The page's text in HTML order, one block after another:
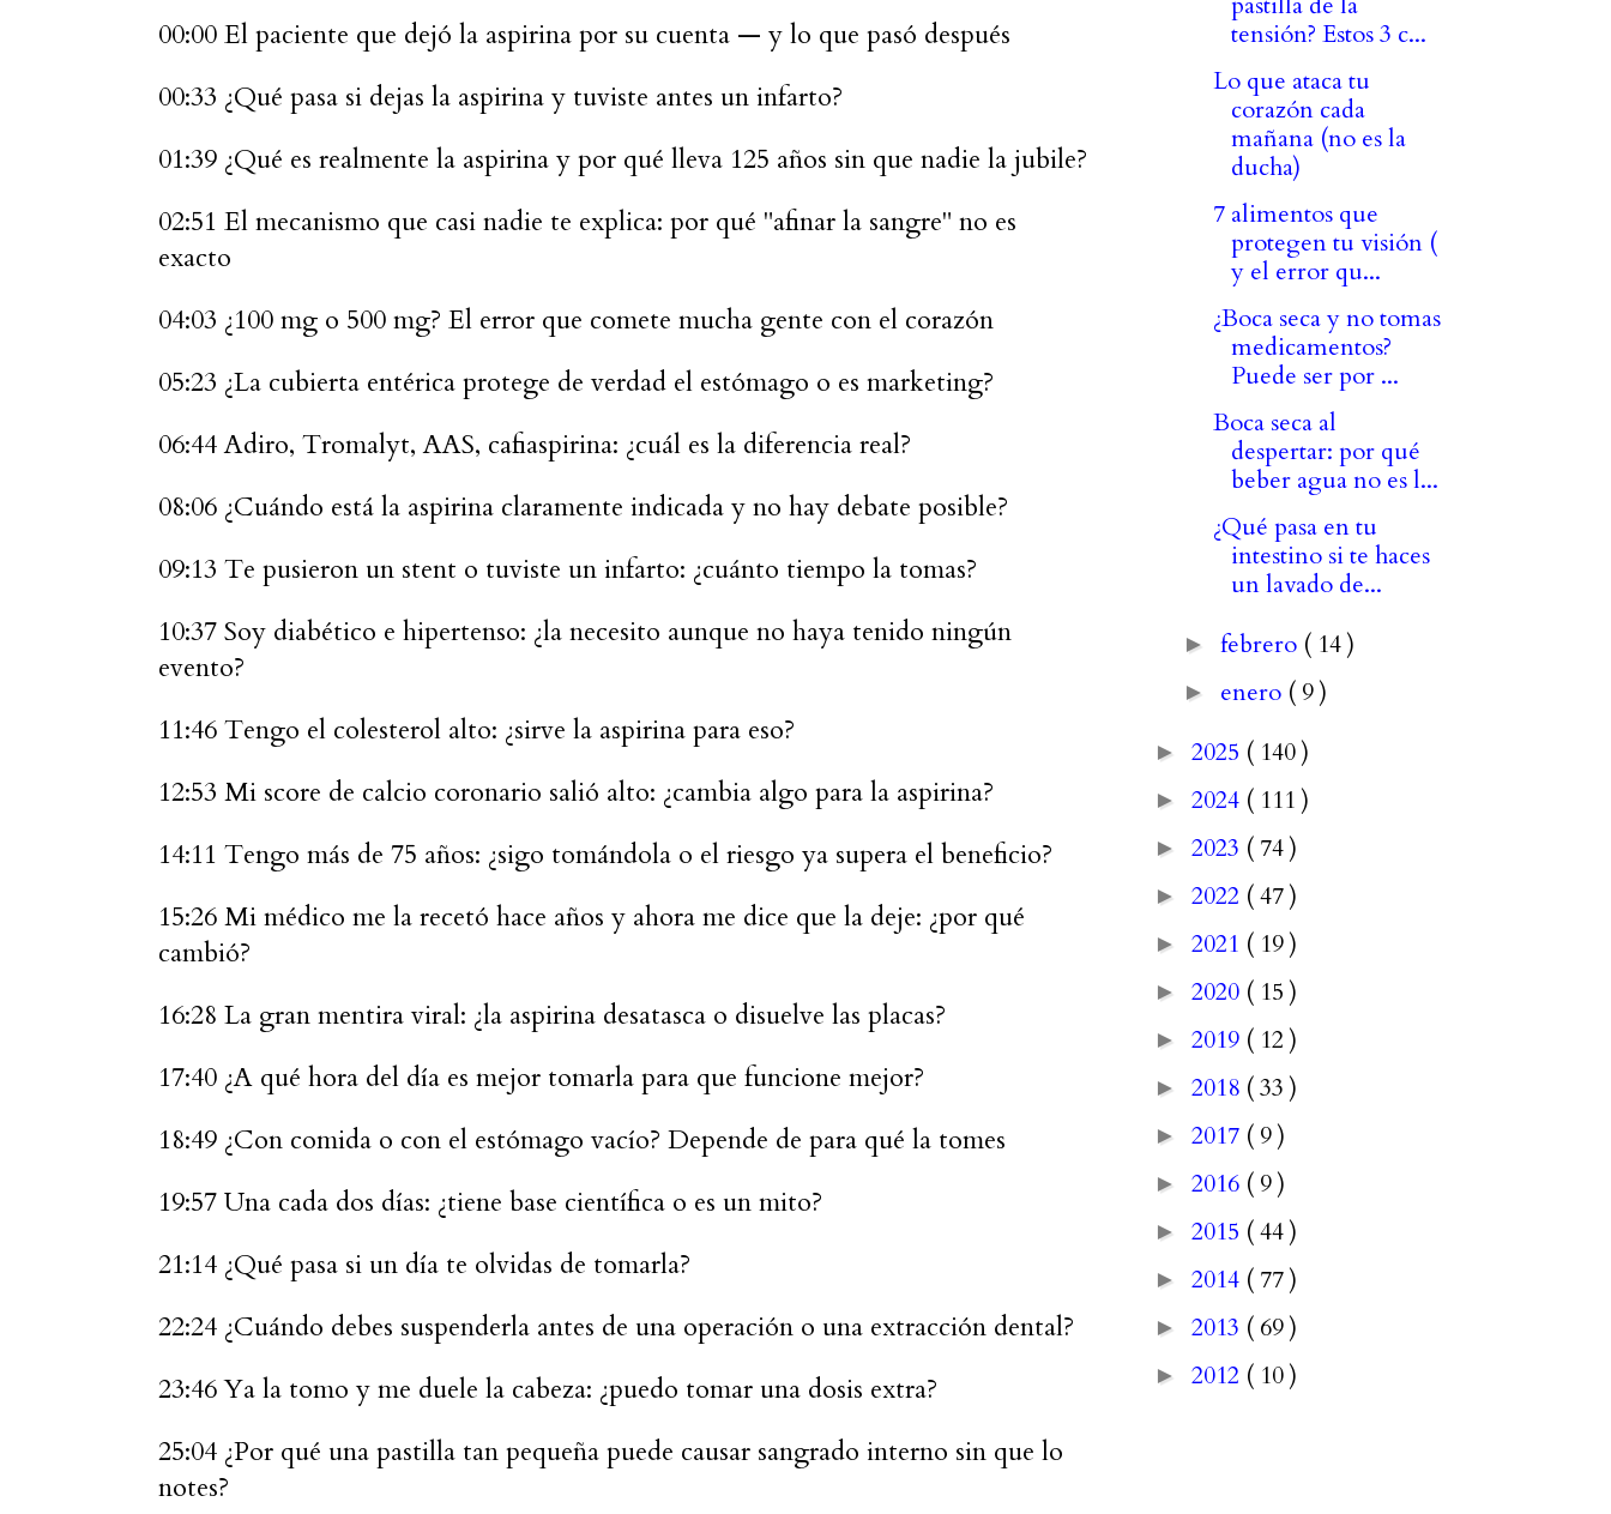
00:00 El paciente que dejó la aspirina por su cuenta — y lo que pasó después
00:33 ¿Qué pasa si dejas la aspirina y tuviste antes un infarto?
01:39 ¿Qué es realmente la aspirina y por qué lleva 125 años sin que nadie la jubile?
02:51 El mecanismo que casi nadie te explica: por qué "afinar la sangre" no es
exacto
04:03 ¿100 mg o 500 mg? El error que comete mucha gente con el corazón
05:23 ¿La cubierta entérica protege de verdad el estómago o es marketing?
06:44 Adiro, Tromalyt, AAS, cafiaspirina: ¿cuál es la diferencia real?
08:06 ¿Cuándo está la aspirina claramente indicada y no hay debate posible?
09:13 Te pusieron un stent o tuviste un infarto: ¿cuánto tiempo la tomas?
10:37 Soy diabético e hipertenso: ¿la necesito aunque no haya tenido ningún
evento?
11:46 Tengo el colesterol alto: ¿sirve la aspirina para eso?
12:53 Mi score de calcio coronario salió alto: ¿cambia algo para la aspirina?
14:11 Tengo más de 75 años: ¿sigo tomándola o el riesgo ya supera el beneficio?
15:26 Mi médico me la recetó hace años y ahora me dice que la deje: ¿por qué
cambió?
16:28 La gran mentira viral: ¿la aspirina desatasca o disuelve las placas?
17:40 ¿A qué hora del día es mejor tomarla para que funcione mejor?
18:49 ¿Con comida o con el estómago vacío? Depende de para qué la tomes
19:57 Una cada dos días: ¿tiene base científica o es un mito?
21:14 ¿Qué pasa si un día te olvidas de tomarla?
22:24 ¿Cuándo debes suspenderla antes de una operación o una extracción dental?
23:46 Ya la tomo y me duele la cabeza: ¿puedo tomar una dosis extra?
25:04 ¿Por qué una pastilla tan pequeña puede causar sangrado interno sin que lo
notes?
tensión? Estos 3 c...
Lo que ataca tu
corazón cada
mañana (no es la
ducha)
7 alimentos que
protegen tu visión (
y el error qu...
¿Boca seca y no tomas
medicamentos?
Puede ser por ...
Boca seca al
despertar: por qué
beber agua no es l...
¿Qué pasa en tu
intestino si te haces
un lavado de...
► febrero ( 14 )
► enero ( 9 )
► 2025 ( 140 )
► 2024 ( 111 )
► 2023 ( 74 )
► 2022 ( 47 )
► 2021 ( 19 )
► 2020 ( 15 )
► 2019 ( 12 )
► 2018 ( 33 )
► 2017 ( 9 )
► 2016 ( 9 )
► 2015 ( 44 )
► 2014 ( 77 )
► 2013 ( 69 )
► 2012 ( 10 )